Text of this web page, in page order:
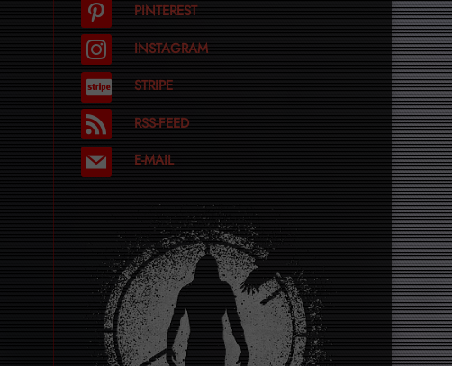
PINTEREST
INSTAGRAM
STRIPE
RSS-FEED
E-MAIL